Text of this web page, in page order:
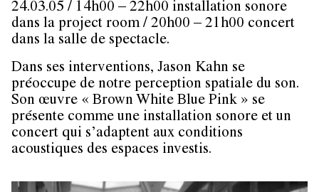
24.03.05 / 14h00 – 22h00 installation sonore
dans la project room / 20h00 – 21h00 concert
dans la salle de spectacle.
Dans ses interventions, Jason Kahn se
préoccupe de notre perception spatiale du son.
Son œuvre « Brown White Blue Pink » se
présente comme une installation sonore et un
concert qui s’adaptent aux conditions
acoustiques des espaces investis.